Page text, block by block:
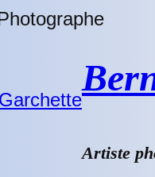
Artiste